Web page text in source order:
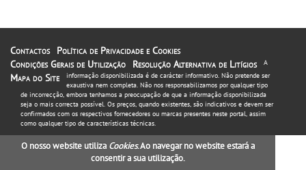
Contactos
Política de Privacidade e Cookies
Condições Gerais de Utilização
Resolução Alternativa de Litígios
Mapa do Site
A
informação disponibilizada é de carácter informativo. Não pretende ser
exaustiva nem completa. Não nos responsabilizamos por qualquer tipo
de incorrecção, embora tenhamos a preocupação de que a informação disponibilizada
seja o mais correcta possível. Os preços, quando existentes, são indicativos e devem ser
confirmados com os respectivos fornecedores ou marcas presentes neste portal, assim
como qualquer tipo de características técnicas.
O nosso website utiliza Cookies. Ao navegar no website estará a
consentir a sua utilização.